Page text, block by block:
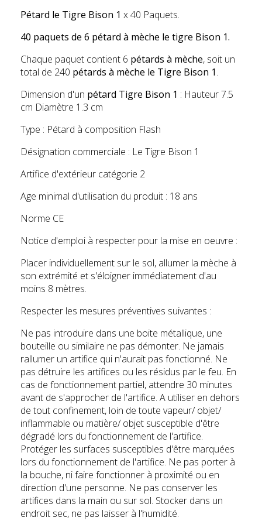
Pétard le Tigre Bison 1 x 40 Paquets.
40 paquets de 6 pétard à mèche le tigre Bison 1.
Chaque paquet contient 6 pétards à mèche, soit un
total de 240 pétards à mèche le Tigre Bison 1.
Dimension d'un pétard Tigre Bison 1 : Hauteur 7.5
cm Diamètre 1.3 cm
Type : Pétard à composition Flash
Désignation commerciale : Le Tigre Bison 1
Artifice d'extérieur catégorie 2
Age minimal d'utilisation du produit : 18 ans
Norme CE
Notice d'emploi à respecter pour la mise en oeuvre :
Placer individuellement sur le sol, allumer la mèche à
son extrémité et s'éloigner immédiatement d'au
moins 8 mètres.
Respecter les mesures préventives suivantes :
Ne pas introduire dans une boite métallique, une
bouteille ou similaire ne pas démonter. Ne jamais
rallumer un artifice qui n'aurait pas fonctionné. Ne
pas détruire les artifices ou les résidus par le feu. En
cas de fonctionnement partiel, attendre 30 minutes
avant de s'approcher de l'artifice. A utiliser en dehors
de tout confinement, loin de toute vapeur/ objet/
inflammable ou matière/ objet susceptible d'être
dégradé lors du fonctionnement de l'artifice.
Protéger les surfaces susceptibles d'être marquées
lors du fonctionnement de l'artifice. Ne pas porter à
la bouche, ni faire fonctionner à proximité ou en
direction d'une personne. Ne pas conserver les
artifices dans la main ou sur sol. Stocker dans un
endroit sec, ne pas laisser à l'humidité.